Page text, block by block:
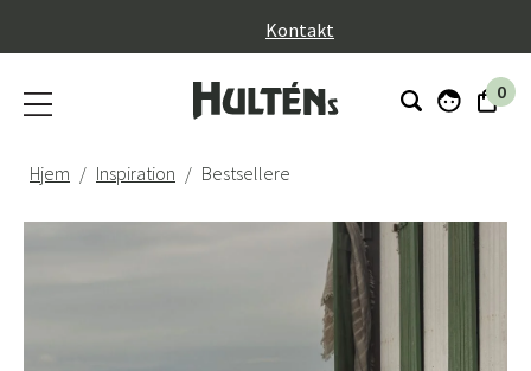
Kontakt
0
Hjem Inspiration Bestsellere